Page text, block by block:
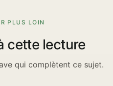
PLUS LOIN
cette lecture
qui complètent ce sujet.